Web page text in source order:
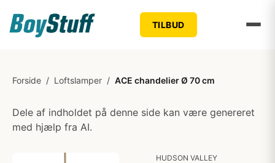
TILBUD
Forside / Loftslamper / ACE chandelier Ø 70 cm
Dele af indholdet på denne side kan være genereret
med hjælp fra AI.
HUDSON VALLEY